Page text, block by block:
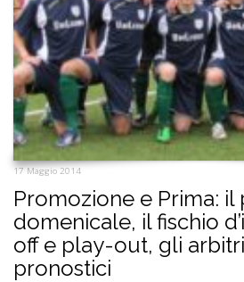
17 Maggio 2014
Promozione e Prima:
domenicale, il fischio
off e play-out, gli
pronostici